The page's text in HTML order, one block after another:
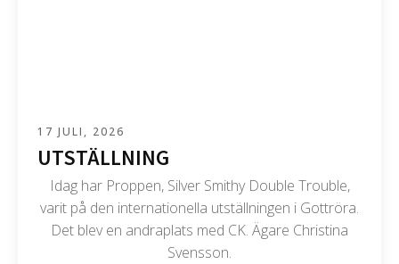
17 JULI, 2026
UTSTÄLLNING
Idag har Proppen, Silver Smithy Double Trouble,
varit på den internationella utställningen i Gottröra.
Det blev en andraplats med CK. Ägare Christina
Svensson.